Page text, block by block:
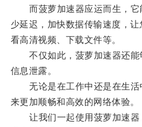
而菠萝加速器应运而生，它
少延迟，加快数据传输速度，
看高清视频、下载文件等。
不仅如此，菠萝加速器还能
信息泄露。
无论是在工作中还是在生活
来更加顺畅和高效的网络体验。
让我们一起使用菠萝加速器